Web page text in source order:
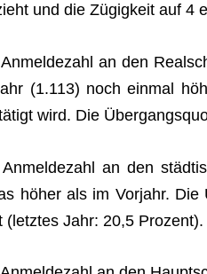
und die Zügig­keit auf 4
an den
(1.113) noch ein­mal
wird. Die
an den
höher als im Vor­jahr.
(letz­tes Jahr: 20,5 Prozent).